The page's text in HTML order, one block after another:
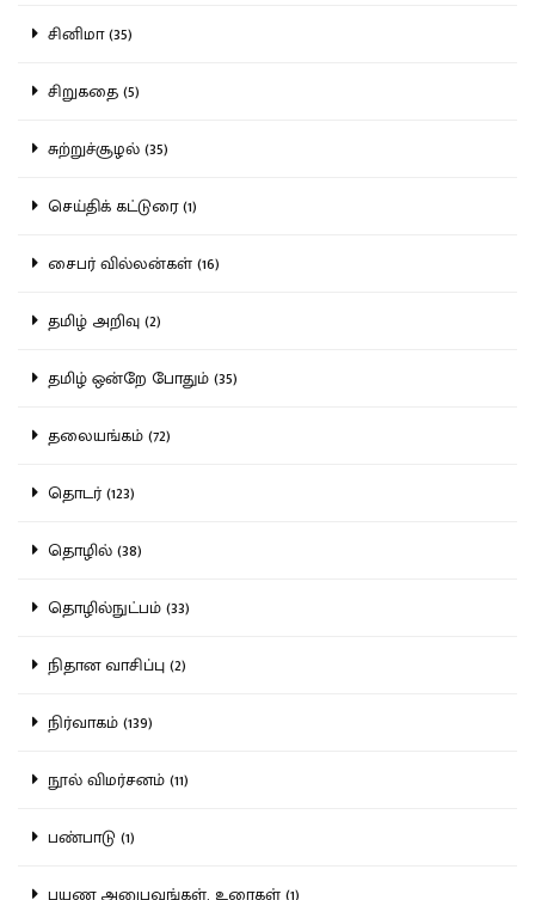
சினிமா (35)
சிறுகதை (5)
சுற்றுச்சூழல் (35)
செய்திக் கட்டுரை (1)
சைபர் வில்லன்கள் (16)
தமிழ் அறிவு (2)
தமிழ் ஒன்றே போதும் (35)
தலையங்கம் (72)
தொடர் (123)
தொழில் (38)
தொழில்நுட்பம் (33)
நிதான வாசிப்பு (2)
நிர்வாகம் (139)
நூல் விமர்சனம் (11)
பண்பாடு (1)